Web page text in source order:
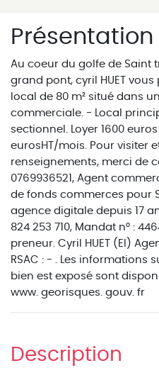
Présentation
Au coeur du golfe de Saint
grand pont, cyril HUET
local de 80 m² situé dans
commerciale. - Local
sectionnel. Loyer 1600
eurosHT/mois. Pour visiter
renseignements, merci de
0769936521, Agent
de fonds commerces pour
agence digitale depuis 17
824 253 710, Mandat n° :
preneur. Cyril HUET (EI)
RSAC : - . Les informations
bien est exposé sont
www. georisques. gouv. fr
Description